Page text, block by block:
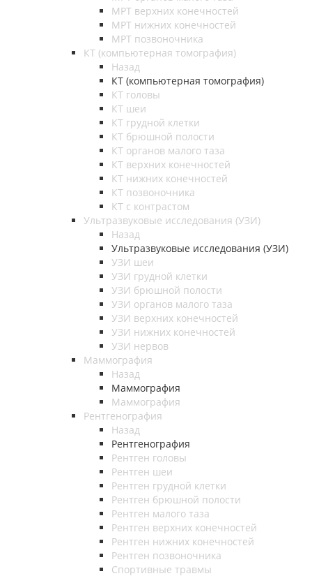
МРТ верхних конечностей
МРТ нижних конечностей
МРТ позвоночника
КТ (компьютерная томография)
Назад
КТ (компьютерная томография)
КТ головы
КТ шеи
КТ грудной клетки
КТ брюшной полости
КТ органов малого таза
КТ верхних конечностей
КТ нижних конечностей
КТ позвоночника
КТ с контрастом
Ультразвуковые исследования (УЗИ)
Назад
Ультразвуковые исследования (УЗИ)
УЗИ шеи
УЗИ грудной клетки
УЗИ брюшной полости
УЗИ органов малого таза
УЗИ верхних конечностей
УЗИ нижних конечностей
УЗИ нервов
Маммография
Назад
Маммография
Маммография
Рентгенография
Назад
Рентгенография
Рентген головы
Рентген шеи
Рентген грудной клетки
Рентген брюшной полости
Рентген малого таза
Рентген верхних конечностей
Рентген нижних конечностей
Рентген позвоночника
Спортивные травмы